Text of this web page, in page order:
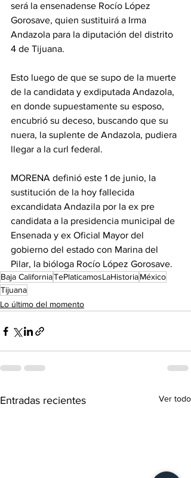
será la ensenadense Rocío López
Gorosave, quien sustituirá a Irma
Andazola para la diputación del distrito
4 de Tijuana.
Esto luego de que se supo de la muerte
de la candidata y exdiputada Andazola,
en donde supuestamente su esposo,
encubrió su deceso, buscando que su
nuera, la suplente de Andazola, pudiera
llegar a la curl federal.
MORENA definió este 1 de junio, la
sustitución de la hoy fallecida
excandidata Andazila por la ex pre
candidata a la presidencia municipal de
Ensenada y ex Oficial Mayor del
gobierno del estado con Marina del
Pilar, la bióloga Rocío López Gorosave.
Baja CaliforniaTePlaticamosLaHistoriaMéxico
Tijuana
Lo último del momento
Entradas recientes Ver todo